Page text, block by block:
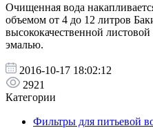
Очищенная вода
объемом от 4 до 12 литров
высококачественной
эмалью.
2016-10-17 18:02:12
2921
Категории
Фильтры для питьевой